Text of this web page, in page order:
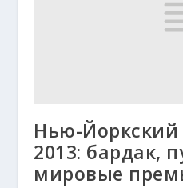
Нью-Йоркский
2013: бардак,
мировые